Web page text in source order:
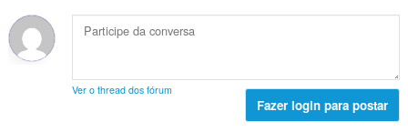
e
s
i
c
õ
s
f
i
d
e
a
t
o
l
Ver o thread dos fórum
Fazer login para postar